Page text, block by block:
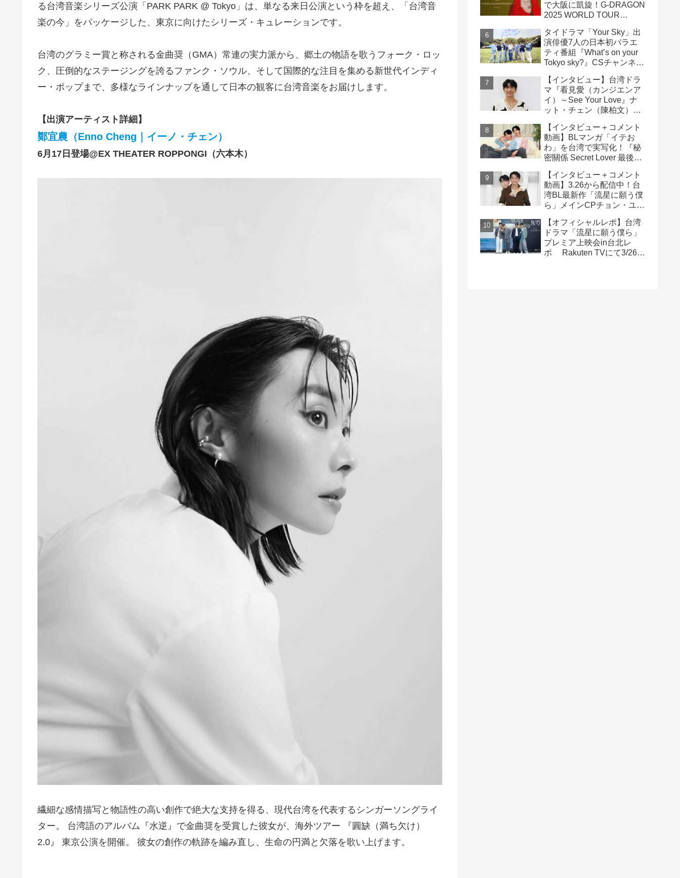
る台湾音楽シリーズ公演「PARK PARK @ Tokyo」は、単なる来日公演という枠を超え、「台湾音
楽の今」をパッケージした、東京に向けたシリーズ・キュレーションです。
台湾のグラミー賞と称される金曲奨（GMA）常連の実力派から、郷土の物語を歌うフォーク・ロッ
ク、圧倒的なステージングを誇るファンク・ソウル、そして国際的な注目を集める新世代インディ
ー・ポップまで、多様なラインナップを通して日本の観客に台湾音楽をお届けします。
【出演アーティスト詳細】
鄭宜農（Enno Cheng｜イーノ・チェン）
6月17日登場@EX THEATER ROPPONGI（六本木）
繊細な感情描写と物語性の高い創作で絶大な支持を得る、現代台湾を代表するシンガーソングライ
ター。 台湾語のアルバム『水逆』で金曲奨を受賞した彼女が、海外ツアー 『圓缺（満ち欠け）
2.0』 東京公演を開催。 彼女の創作の軌跡を編み直し、生命の円満と欠落を歌い上げます。
で大阪に凱旋！G-DRAGON
2025 WORLD TOUR
ENCORE 9月23日(火・
祝)18:00よりファンクラブ
先行受付開始！！
タイドラマ「Your Sky」出
演俳優7人の日本初バラエ
ティ番組『What’s on your
Tokyo sky?』CSチャンネ
日（日）19時30分 独占放
送！！
【インタビュー】台湾ドラ
マ『看見愛（カンジエンア
イ）～See Your Love』ナ
ット・チェン（陳柏文）イ
【インタビュー＋コメント
動画】BLマンガ「イテお
わ」を台湾で実写化！『秘
密關係 Secret Lover 最後の
豪）＆Chance（成晞）イン
タビュー 12月26日(金)よ
りシネマート新宿ほか全国
公開！
【インタビュー＋コメント
動画】3.26から配信中！台
湾BL最新作「流星に願う僕
ら」メインCPチョン・ユエ
ー・モンシュエン（初孟
軒） インタビュー！サイン
入りチェキ読プレも
【オフィシャルレポ】台湾
ドラマ「流星に願う僕ら」
プレミア上映会in台北レ
ポ Rakuten TVにて3/26～